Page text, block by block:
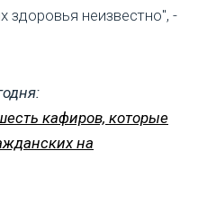
здоровья неизвестно", -
кафиров, которые
на